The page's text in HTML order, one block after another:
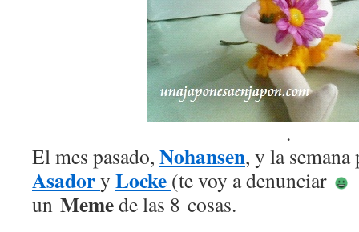
.
El mes pasado, Nohansen, y la semana
Asadory Locke (te voy a denunciar
un Memede las 8 cosas.